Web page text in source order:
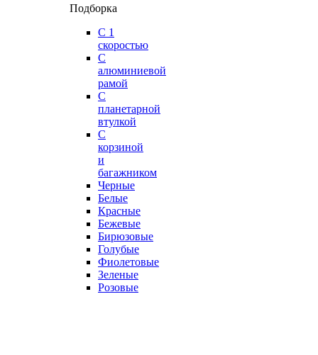
Подборка
С 1
скоростью
С
алюминиевой
рамой
С
планетарной
втулкой
С
корзиной
и
багажником
Черные
Белые
Красные
Бежевые
Бирюзовые
Голубые
Фиолетовые
Зеленые
Розовые